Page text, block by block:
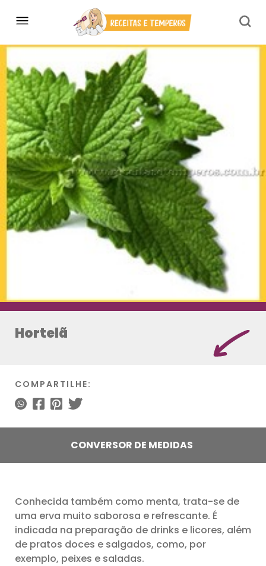
Hortelã
COMPARTILHE:
CONVERSOR DE MEDIDAS
Conhecida também como menta, trata-se de
uma erva muito saborosa e refrescante. É
indicada na preparação de drinks e licores, além
de pratos doces e salgados, como, por
exemplo, peixes e saladas.